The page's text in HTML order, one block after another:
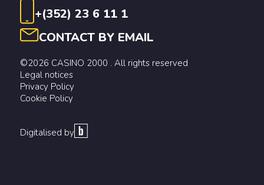
+(352) 23 6 11 1
CONTACT BY EMAIL
©2026 CASINO 2000 . All rights reserved
Legal notices
Privacy Policy
Cookie Policy
Digitalised by